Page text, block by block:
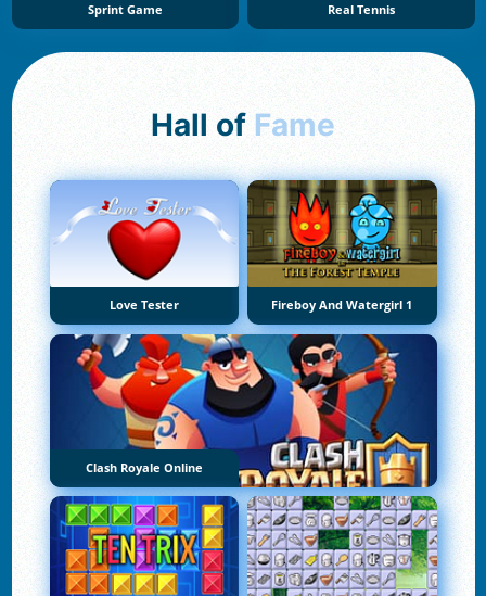
Sprint Game Real Tennis
Hall of Fame
Love Tester Fireboy And Watergirl 1
Clash Royale Online